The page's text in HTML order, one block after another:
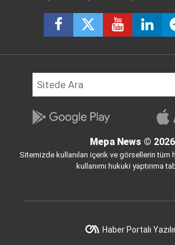
Mepa News © 2026
Sitemizde kullanılan içerik ve görsellerin tüm
kullanımı hukuki yaptırıma
Haber Portalı